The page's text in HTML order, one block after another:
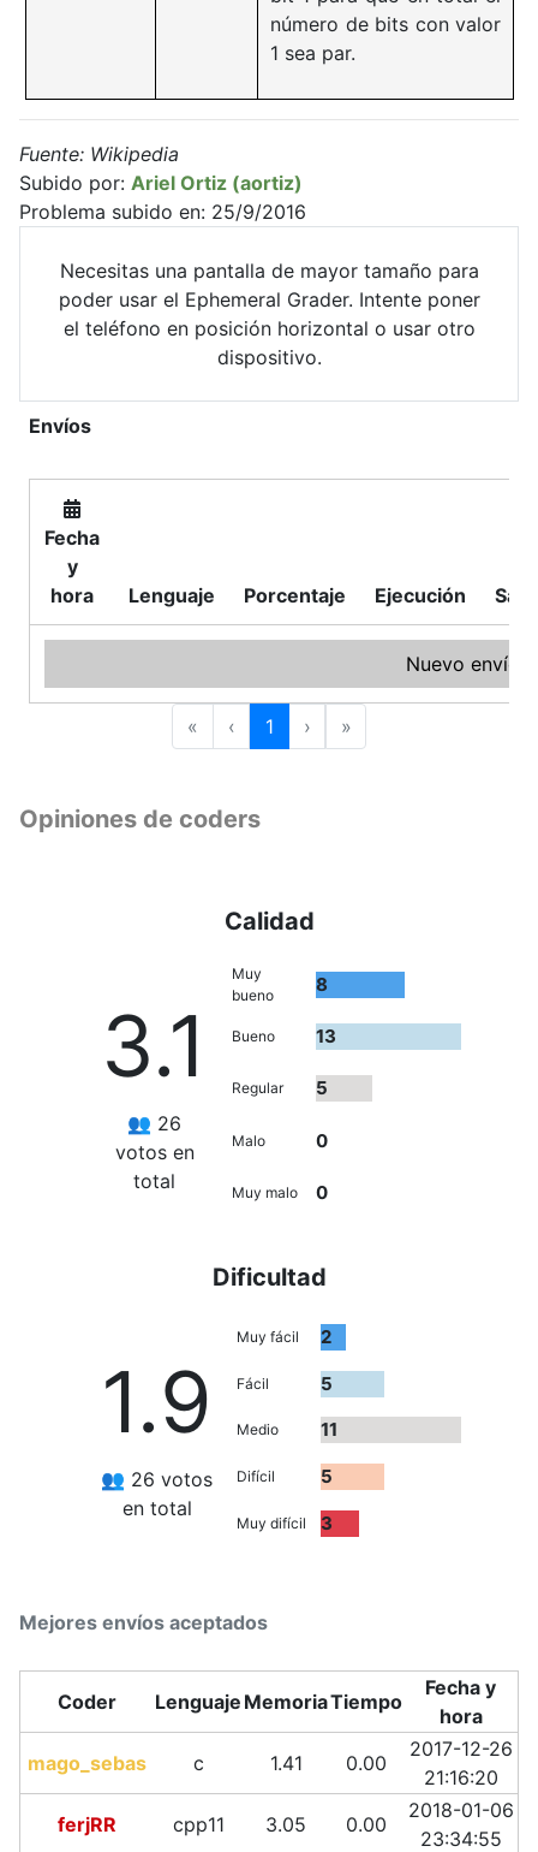
número de bits con valor
1 sea par.
Fuente: Wikipedia
Subido por: Ariel Ortiz (aortiz)
Problema subido en: 25/9/2016
Necesitas una pantalla de mayor tamaño para
poder usar el Ephemeral Grader. Intente poner
el teléfono en posición horizontal o usar otro
dispositivo.
Envíos
Fecha
y
hora
Lenguaje Porcentaje Ejecución
Nuevo envío
« ‹ 1 › »
Opiniones de coders
Calidad
3.1
👥 26
votos en
total
Muy
bueno
8
Bueno 13
Regular 5
Malo 0
Muy malo 0
Dificultad
1.9
👥 26 votos
en total
Muy fácil 2
Fácil 5
Medio 11
Difícil 5
Muy difícil 3
Mejores envíos aceptados
Coder Lenguaje MemoriaTiempo
Fecha y
hora
mago_sebas
c 1.41 0.00
2017-12-26
21:16:20
ferjRR
cpp11 3.05 0.00
2018-01-06
23:34:55